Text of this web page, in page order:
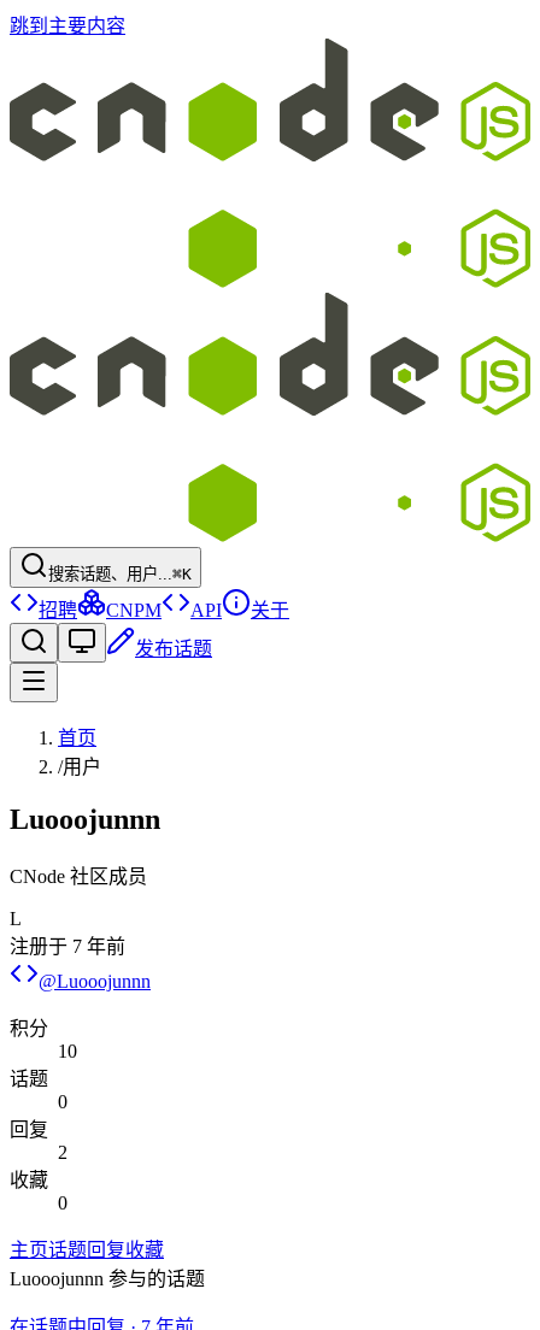
跳到主要内容
搜索话题、用户...⌘K
招聘 CNPM API
关于
发布话题
首页
/用户
Luooojunnn
CNode 社区成员
L
注册于 7 年前
@Luooojunnn
积分
10
话题
0
回复
2
收藏
0
主页话题回复收藏
Luooojunnn 参与的话题